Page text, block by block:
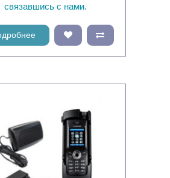
связавшись с нами.